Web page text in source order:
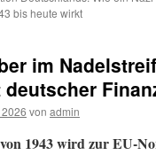
bis heute wirkt
im
von admin
1943 wird zur EU-